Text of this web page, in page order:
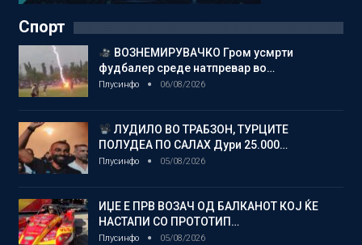
Спорт
ВОЗНЕМИРУВАЧКО Гром усмрти
фудбалер среде натпревар во…
Плусинфо 06/08/2026
ЛУДИЛО ВО ТРАБЗОН, ТУРЦИТЕ
ПОЛУДЕА ПО САЛАХ Дури 25.000…
Плусинфо 05/08/2026
ИЏЕ Е ПРВ ВОЗАЧ ОД БАЛКАНОТ КОЈ ЌЕ
НАСТАПИ СО ПРОТОТИП…
Плусинфо 05/08/2026